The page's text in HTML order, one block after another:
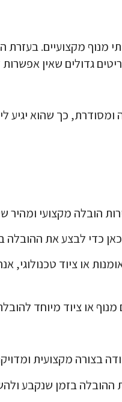
מנוף מקצועיים. בעזרת
גדולים שאין
כך שהוא יגיע
הובלה מקצועי ומהיר
כדי לבצע את
או ציוד
או ציוד מיוחד
בצורה מקצועית
ההובלה בזמן שנקבע